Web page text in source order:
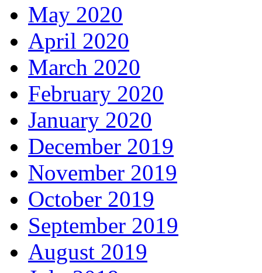
May 2020
April 2020
March 2020
February 2020
January 2020
December 2019
November 2019
October 2019
September 2019
August 2019